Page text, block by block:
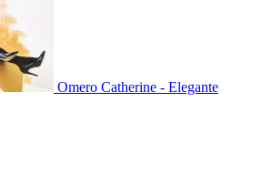
Omero Catherine - Elegante